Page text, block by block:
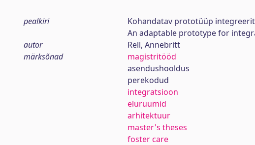
pealkiri
Kohandatav prototüüp
An adaptable prototype for
autor
Rell, Annebritt
märksõnad
magistritööd
asendushooldus
perekodud
integratsioon
eluruumid
arhitektuur
master's theses
foster care